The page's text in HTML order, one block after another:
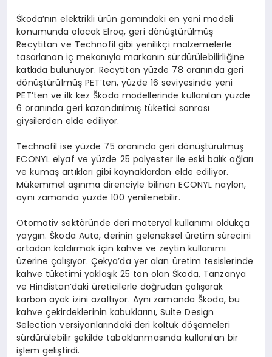
Škoda’nın elektrikli ürün gamındaki en yeni modeli
konumunda olacak Elroq, geri dönüştürülmüş
Recytitan ve Technofil gibi yenilikçi malzemelerle
tasarlanan iç mekanıyla markanın sürdürülebilirliğine
katkıda bulunuyor. Recytitan yüzde 78 oranında geri
dönüştürülmüş PET’ten, yüzde 16 seviyesinde yeni
PET’ten ve ilk kez Škoda modellerinde kullanılan yüzde
6 oranında geri kazandırılmış tüketici sonrası
giysilerden elde ediliyor.
Technofil ise yüzde 75 oranında geri dönüştürülmüş
ECONYL elyaf ve yüzde 25 polyester ile eski balık ağları
ve kumaş artıkları gibi kaynaklardan elde ediliyor.
Mükemmel aşınma direnciyle bilinen ECONYL naylon,
aynı zamanda yüzde 100 yenilenebilir.
Otomotiv sektöründe deri materyal kullanımı oldukça
yaygın. Škoda Auto, derinin geleneksel üretim sürecini
ortadan kaldırmak için kahve ve zeytin kullanımı
üzerine çalışıyor. Çekya’da yer alan üretim tesislerinde
kahve tüketimi yaklaşık 25 ton olan Škoda, Tanzanya
ve Hindistan’daki üreticilerle doğrudan çalışarak
karbon ayak izini azaltıyor. Aynı zamanda Škoda, bu
kahve çekirdeklerinin kabuklarını, Suite Design
Selection versiyonlarındaki deri koltuk döşemeleri
sürdürülebilir şekilde tabaklanmasında kullanılan bir
işlem geliştirdi.